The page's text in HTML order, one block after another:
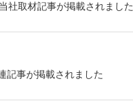
社取材記事が掲載されました
記事が掲載されました